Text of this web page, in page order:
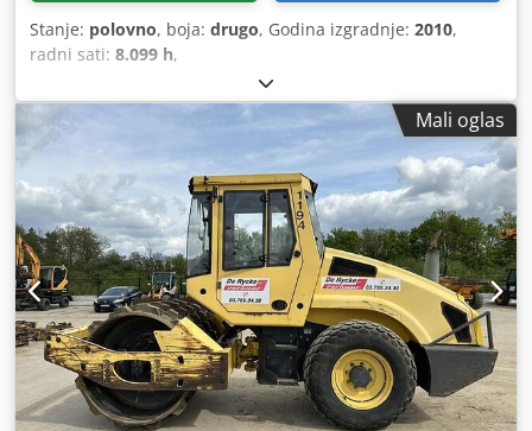
Stanje: polovno, boja: drugo, Godina izgradnje: 2010,
radni sati: 8.099 h,
Mali oglas